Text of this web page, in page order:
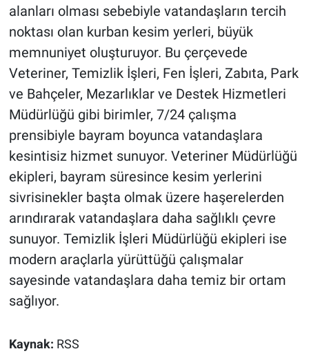
alanları olması sebebiyle vatandaşların tercih
noktası olan kurban kesim yerleri, büyük
memnuniyet oluşturuyor. Bu çerçevede
Veteriner, Temizlik İşleri, Fen İşleri, Zabıta, Park
ve Bahçeler, Mezarlıklar ve Destek Hizmetleri
Müdürlüğü gibi birimler, 7/24 çalışma
prensibiyle bayram boyunca vatandaşlara
kesintisiz hizmet sunuyor. Veteriner Müdürlüğü
ekipleri, bayram süresince kesim yerlerini
sivrisinekler başta olmak üzere haşerelerden
arındırarak vatandaşlara daha sağlıklı çevre
sunuyor. Temizlik İşleri Müdürlüğü ekipleri ise
modern araçlarla yürüttüğü çalışmalar
sayesinde vatandaşlara daha temiz bir ortam
sağlıyor.
Kaynak: RSS